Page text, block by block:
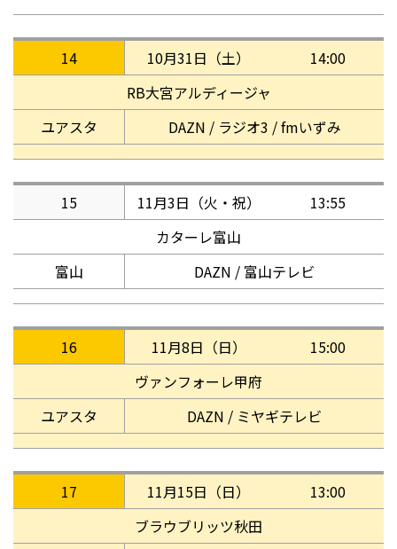
14 10月31日（土）
14:00
RB大宮アルディージャ
ユアスタ
DAZN / ラジオ3 / fmいずみ
15 11月3日（火・祝）
13:55
カターレ富山
富山
DAZN / 富山テレビ
16 11月8日（日）
15:00
ヴァンフォーレ甲府
ユアスタ
DAZN / ミヤギテレビ
17 11月15日（日）
13:00
ブラウブリッツ秋田